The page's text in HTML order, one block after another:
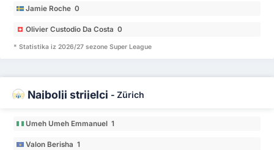
Jamie Roche 0
Olivier Custodio Da Costa 0
* Statistika iz 2026/27 sezone Super League
Najbolji strijelci - Zürich
Umeh Umeh Emmanuel 1
Valon Berisha 1